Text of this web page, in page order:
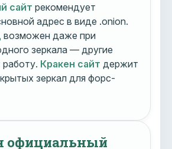
сайт рекомендует
адрес в виде .onion.
возможен даже при
зеркала — другие
Кракен сайт держит
зеркал для форс-
официальный